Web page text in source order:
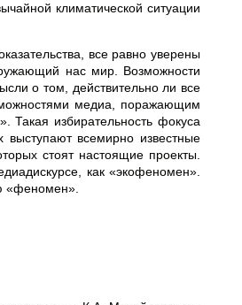
климатической ситуации
все равно уверены
нас мир. Возможности
о том, действительно ли все
медиа, поражающим
Такая избирательность фокуса
выступают всемирно известные
стоят настоящие проекты.
как «экофеномен».
«феномен».